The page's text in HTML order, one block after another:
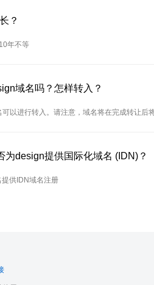
？
年不等
域名吗？怎样转入？
以进行转入。请注意，域名将在完成转让后
为design提供国际化域名 (IDN)？
供IDN域名注册